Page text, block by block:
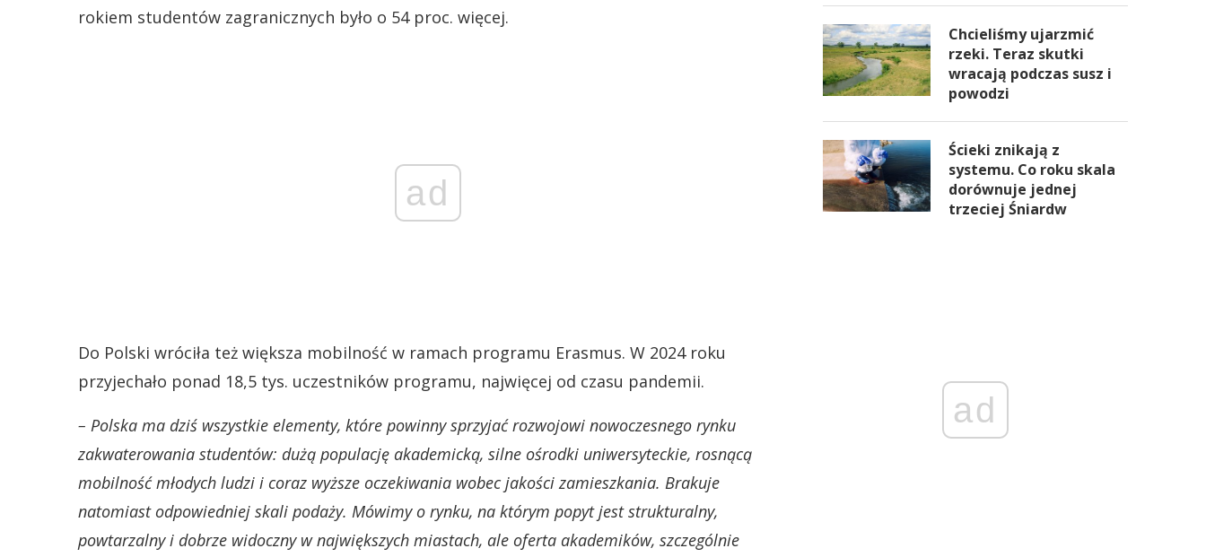
rokiem studentów zagranicznych było o 54 proc. więcej.
ad
Do Polski wróciła też większa mobilność w ramach programu Erasmus. W 2024 roku
przyjechało ponad 18,5 tys. uczestników programu, najwięcej od czasu pandemii.
– Polska ma dziś wszystkie elementy, które powinny sprzyjać rozwojowi nowoczesnego rynku
zakwaterowania studentów: dużą populację akademicką, silne ośrodki uniwersyteckie, rosnącą
mobilność młodych ludzi i coraz wyższe oczekiwania wobec jakości zamieszkania. Brakuje
natomiast odpowiedniej skali podaży. Mówimy o rynku, na którym popyt jest strukturalny,
powtarzalny i dobrze widoczny w największych miastach, ale oferta akademików, szczególnie
Chcieliśmy ujarzmić
rzeki. Teraz skutki
wracają podczas susz i
powodzi
Ścieki znikają z
systemu. Co roku skala
dorównuje jednej
trzeciej Śniardw
ad